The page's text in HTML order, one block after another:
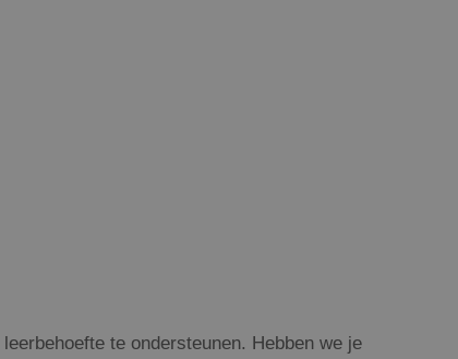
te ondersteunen. Hebben we je